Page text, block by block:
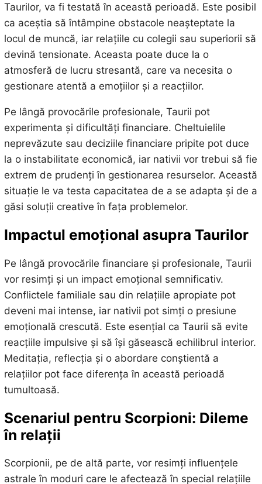
Taurilor, va fi testată în această perioadă. Este posibil
ca aceștia să întâmpine obstacole neașteptate la
locul de muncă, iar relațiile cu colegii sau superiorii să
devină tensionate. Aceasta poate duce la o
atmosferă de lucru stresantă, care va necesita o
gestionare atentă a emoțiilor și a reacțiilor.
Pe lângă provocările profesionale, Taurii pot
experimenta și dificultăți financiare. Cheltuielile
neprevăzute sau deciziile financiare pripite pot duce
la o instabilitate economică, iar nativii vor trebui să fie
extrem de prudenți în gestionarea resurselor. Această
situație le va testa capacitatea de a se adapta și de a
găsi soluții creative în fața problemelor.
Impactul emoțional asupra Taurilor
Pe lângă provocările financiare și profesionale, Taurii
vor resimți și un impact emoțional semnificativ.
Conflictele familiale sau din relațiile apropiate pot
deveni mai intense, iar nativii pot simți o presiune
emoțională crescută. Este esențial ca Taurii să evite
reacțiile impulsive și să își găsească echilibrul interior.
Meditația, reflecția și o abordare conștientă a
relațiilor pot face diferența în această perioadă
tumultoasă.
Scenariul pentru Scorpioni: Dileme
în relații
Scorpionii, pe de altă parte, vor resimți influențele
astrale în moduri care le afectează în special relațiile